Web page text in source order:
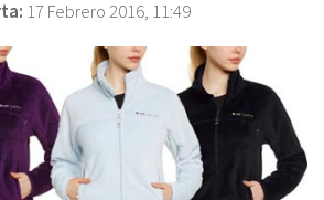
17 Febrero 2016, 11:49